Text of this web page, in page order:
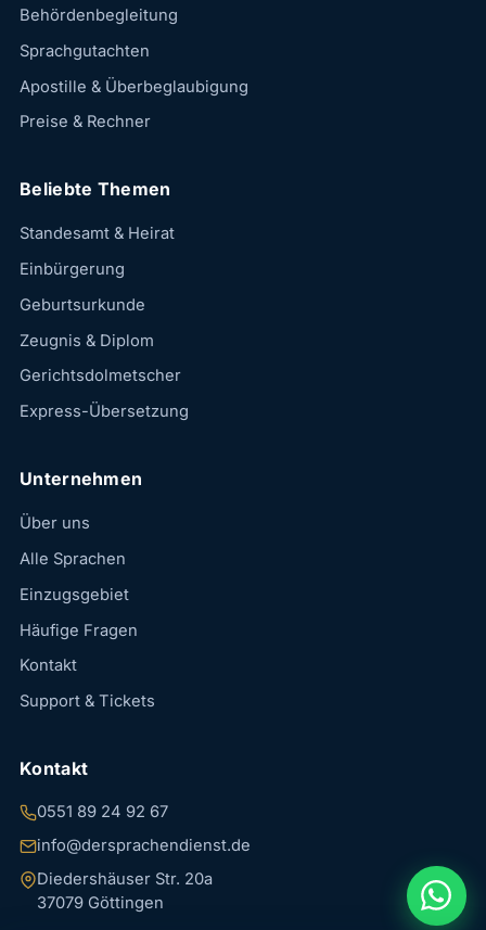
Behördenbegleitung
Sprachgutachten
Apostille & Überbeglaubigung
Preise & Rechner
Beliebte Themen
Standesamt & Heirat
Einbürgerung
Geburtsurkunde
Zeugnis & Diplom
Gerichtsdolmetscher
Express-Übersetzung
Unternehmen
Über uns
Alle Sprachen
Einzugsgebiet
Häufige Fragen
Kontakt
Support & Tickets
Kontakt
0551 89 24 92 67
info@dersprachendienst.de
Diedershäuser Str. 20a
37079 Göttingen